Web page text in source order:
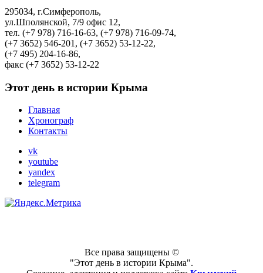
295034, г.Симферополь,
ул.Шполянской, 7/9 офис 12,
тел. (+7 978) 716-16-63, (+7 978) 716-09-74,
(+7 3652) 546-201, (+7 3652) 53-12-22,
(+7 495) 204-16-86,
факс (+7 3652) 53-12-22
Этот день в истории Крыма
Главная
Хронограф
Контакты
vk
youtube
yandex
telegram
Все права защищены ©
"Этот день в истории Крыма".